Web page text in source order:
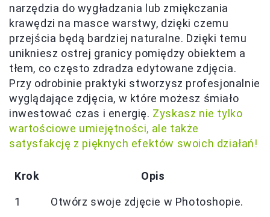
narzędzia do wygładzania lub zmiękczania
krawędzi na masce warstwy, dzięki czemu
przejścia będą bardziej naturalne. Dzięki temu
unikniesz ostrej granicy pomiędzy obiektem a
tłem, co często zdradza edytowane zdjęcia.
Przy odrobinie praktyki stworzysz profesjonalnie
wyglądające zdjęcia, w które możesz śmiało
inwestować czas i energię. Zyskasz nie tylko
wartościowe umiejętności, ale także
satysfakcję z pięknych efektów swoich działań!
Krok Opis
1 Otwórz swoje zdjęcie w Photoshopie.